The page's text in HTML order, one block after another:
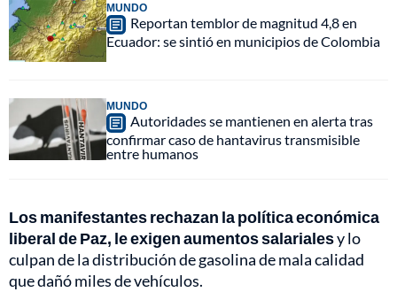
MUNDO
Reportan temblor de magnitud 4,8 en
Ecuador: se sintió en municipios de Colombia
MUNDO
Autoridades se mantienen en alerta tras
confirmar caso de hantavirus transmisible
entre humanos
Los manifestantes rechazan la política económica
liberal de Paz, le exigen aumentos salarialesy lo
culpan de la distribución de gasolina de mala calidad
que dañó miles de vehículos.